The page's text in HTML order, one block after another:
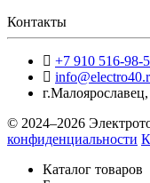
Контакты
+7 910 516-98-
г.Малоярославец,
© 2024–2026
конфиденциальности
Каталог товаров